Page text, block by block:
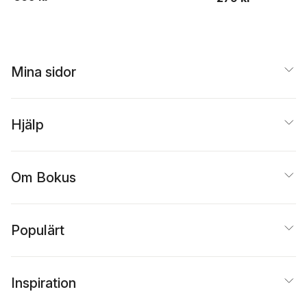
Mina sidor
Hjälp
Om Bokus
Populärt
Inspiration